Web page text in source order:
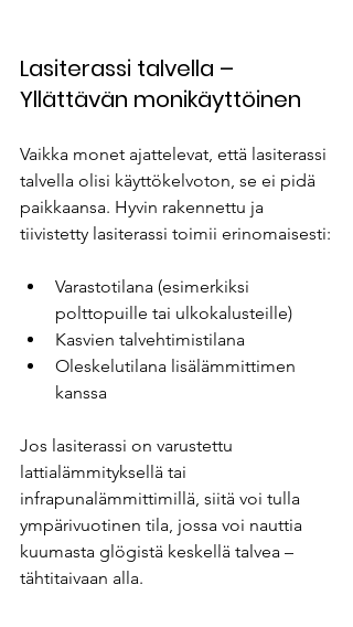
Lasiterassi talvella –
Yllättävän monikäyttöinen
Vaikka monet ajattelevat, että lasiterassi
talvella olisi käyttökelvoton, se ei pidä
paikkaansa. Hyvin rakennettu ja
tiivistetty lasiterassi toimii erinomaisesti:
Varastotilana (esimerkiksi
polttopuille tai ulkokalusteille)
Kasvien talvehtimistilana
Oleskelutilana lisälämmittimen
kanssa
Jos lasiterassi on varustettu
lattialämmityksellä tai
infrapunalämmittimillä, siitä voi tulla
ympärivuotinen tila, jossa voi nauttia
kuumasta glögistä keskellä talvea –
tähtitaivaan alla.